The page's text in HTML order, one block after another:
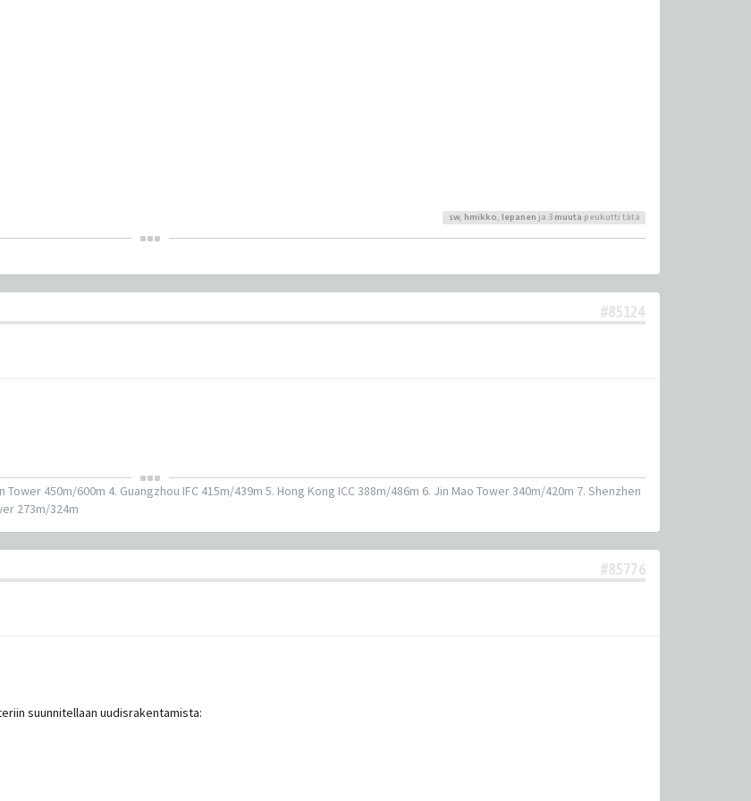
sw, hmikko, lepanen ja 3 muuta peukutti tätä
#85124
450m/600m 4. Guangzhou IFC 415m/439m 5. Hong Kong ICC 388m/486m 6. Jin Mao Tower 340m/420m 7. Shenzhen
273m/324m
#85776
suunnitellaan uudisrakentamista: